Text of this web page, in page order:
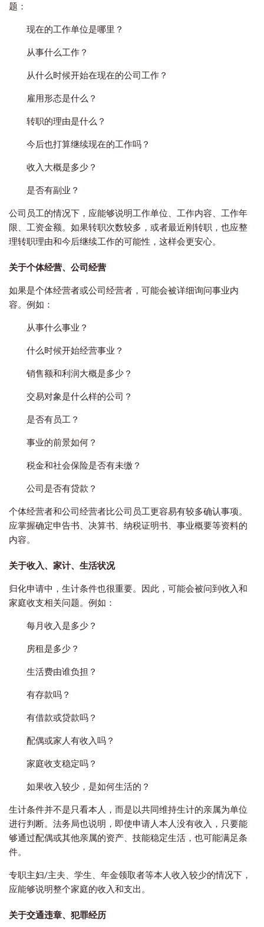
题：
现在的工作单位是哪里？
从事什么工作？
从什么时候开始在现在的公司工作？
雇用形态是什么？
转职的理由是什么？
今后也打算继续现在的工作吗？
收入大概是多少？
是否有副业？
公司员工的情况下，应能够说明工作单位、工作内容、工作年
限、工资金额。如果转职次数较多，或者最近刚转职，也应整
理转职理由和今后继续工作的可能性，这样会更安心。
关于个体经营、公司经营
如果是个体经营者或公司经营者，可能会被详细询问事业内
容。例如：
从事什么事业？
什么时候开始经营事业？
销售额和利润大概是多少？
交易对象是什么样的公司？
是否有员工？
事业的前景如何？
税金和社会保险是否有未缴？
公司是否有贷款？
个体经营者和公司经营者比公司员工更容易有较多确认事项。
应掌握确定申告书、决算书、纳税证明书、事业概要等资料的
内容。
关于收入、家计、生活状况
归化申请中，生计条件也很重要。因此，可能会被问到收入和
家庭收支相关问题。例如：
每月收入是多少？
房租是多少？
生活费由谁负担？
有存款吗？
有借款或贷款吗？
配偶或家人有收入吗？
家庭收支稳定吗？
如果收入较少，是如何生活的？
生计条件并不是只看本人，而是以共同维持生计的亲属为单位
进行判断。法务局也说明，即使申请人本人没有收入，只要能
够通过配偶或其他亲属的资产、技能稳定生活，也可能满足条
件。
专职主妇/主夫、学生、年金领取者等本人收入较少的情况下，
应能够说明整个家庭的收入和支出。
关于交通违章、犯罪经历